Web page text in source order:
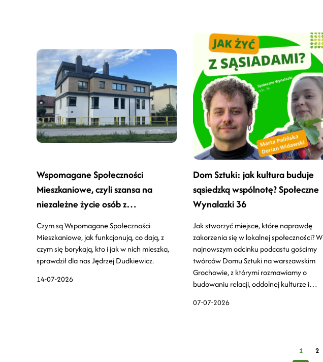
14-07-2026
Wspomagane Społeczności
Mieszkaniowe, czyli szansa na
niezależne życie osób z
Czym są Wspomagane Społeczności
Mieszkaniowe, jak funkcjonują, co dają, z
czym się borykają, kto i jak w nich mieszka,
sprawdził dla nas Jędrzej Dudkiewicz.
07-07-2026
Dom Sztuki: jak kultura buduje
sąsiedzką wspólnotę? Społeczne
Wynalazki 36
Jak stworzyć miejsce, które naprawdę
zakorzenia się w lokalnej społeczności? W
najnowszym odcinku podcastu gościmy
twórców Domu Sztuki na warszawskim
Grochowie, z którymi rozmawiamy o
budowaniu relacji, oddolnej kulturze i
inicjatywy.
1 2